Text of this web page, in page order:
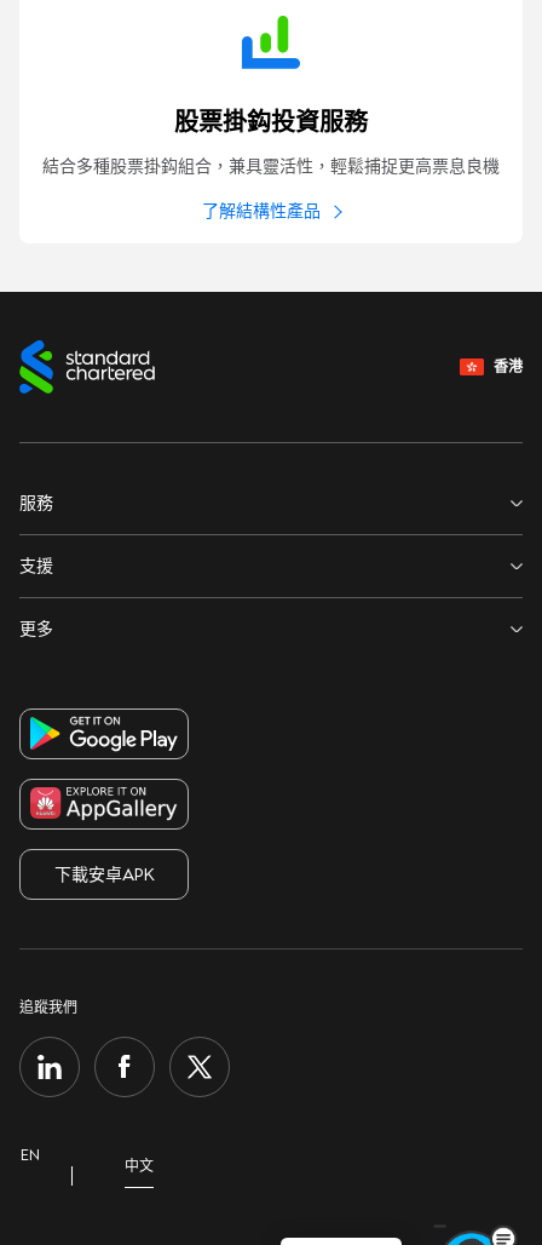
股票掛鈎投資服務
結合多種股票掛鈎組合，兼具靈活性，輕鬆捕捉更高票息良機
了解結構性產品
香港
服務
關於渣打
支援中心
表格及文件
服務收費
自動櫃員機及分行
聯絡我們
最新通告
支援
事業發展
舉報
打擊詐騙
保安訊息
支援中心
更多
監管披露
本行服務供應商所在地
重要法律通知
Cookie政策
下載安卓APK
追蹤我們
EN
中文